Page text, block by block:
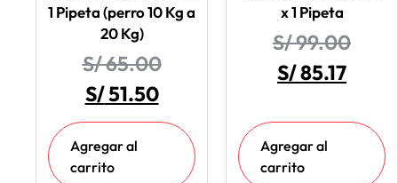
1 Pipeta (perro 10 Kg a
20 Kg)
S/65.00
S/51.50
Agregar al
carrito
x 1 Pipeta
S/99.00
S/85.17
Agregar al
carrito